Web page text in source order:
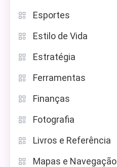
Esportes
Estilo de Vida
Estratégia
Ferramentas
Finanças
Fotografia
Livros e Referência
Mapas e Navegação